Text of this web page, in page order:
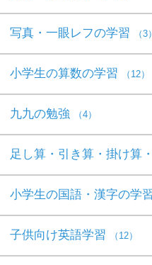
写真・一眼レフの学習 （3）
小学生の算数の学習 （12）
九九の勉強 （4）
足し算・引き算・掛け算
小学生の国語・漢字の学
子供向け英語学習 （12）